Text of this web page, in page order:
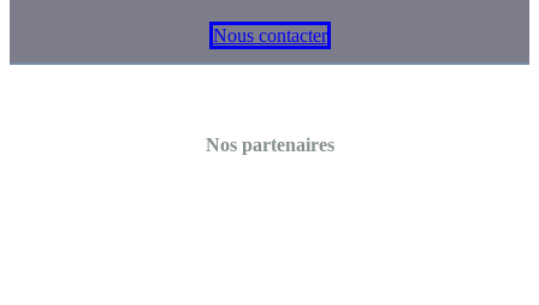
Nous contacter
Nos partenaires